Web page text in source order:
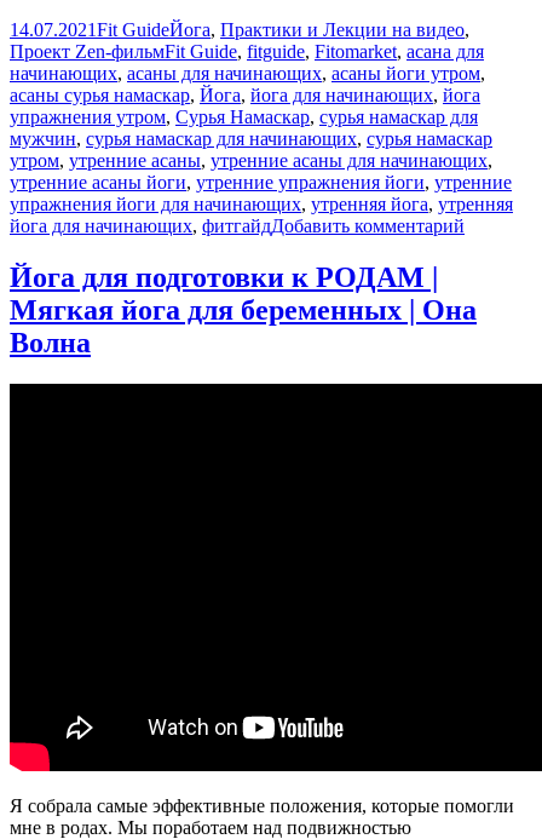
Опубликовано
14.07.2021Автор
Fit GuideРубрики
Йога, Практики и Лекции на видео,
Проект Zen-фильмМетки
Fit Guide, fitguide, Fitomarket, асана для
начинающих, асаны для начинающих, асаны йоги утром,
асаны сурья намаскар, Йога, йога для начинающих, йога
упражнения утром, Сурья Намаскар, сурья намаскар для
мужчин, сурья намаскар для начинающих, сурья намаскар
утром, утренние асаны, утренние асаны для начинающих,
утренние асаны йоги, утренние упражнения йоги, утренние
упражнения йоги для начинающих, утренняя йога, утренняя
йога для начинающих, фитгайдДобавить комментарий
—
Йога для подготовки к РОДАМ |
Мягкая йога для беременных | Она
Волна
Я собрала самые эффективные положения, которые помогли
мне в родах. Мы поработаем над подвижностью